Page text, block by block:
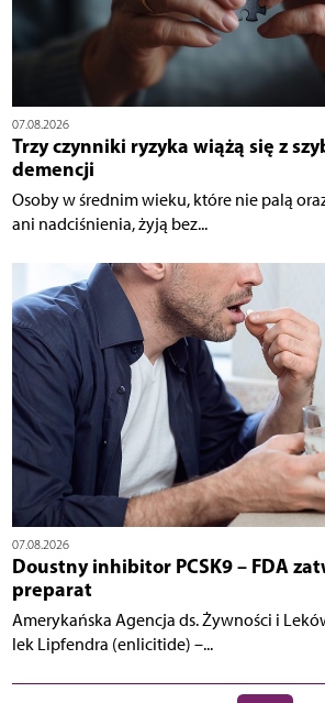
07.08.2026
Trzy czynniki ryzyka wiążą się z
demencji
Osoby w średnim wieku, które nie palą
ani nadciśnienia, żyją bez...
07.08.2026
Doustny inhibitor PCSK9 – FDA
preparat
Amerykańska Agencja ds. Żywności i
lek Lipfendra (enlicitide) –...